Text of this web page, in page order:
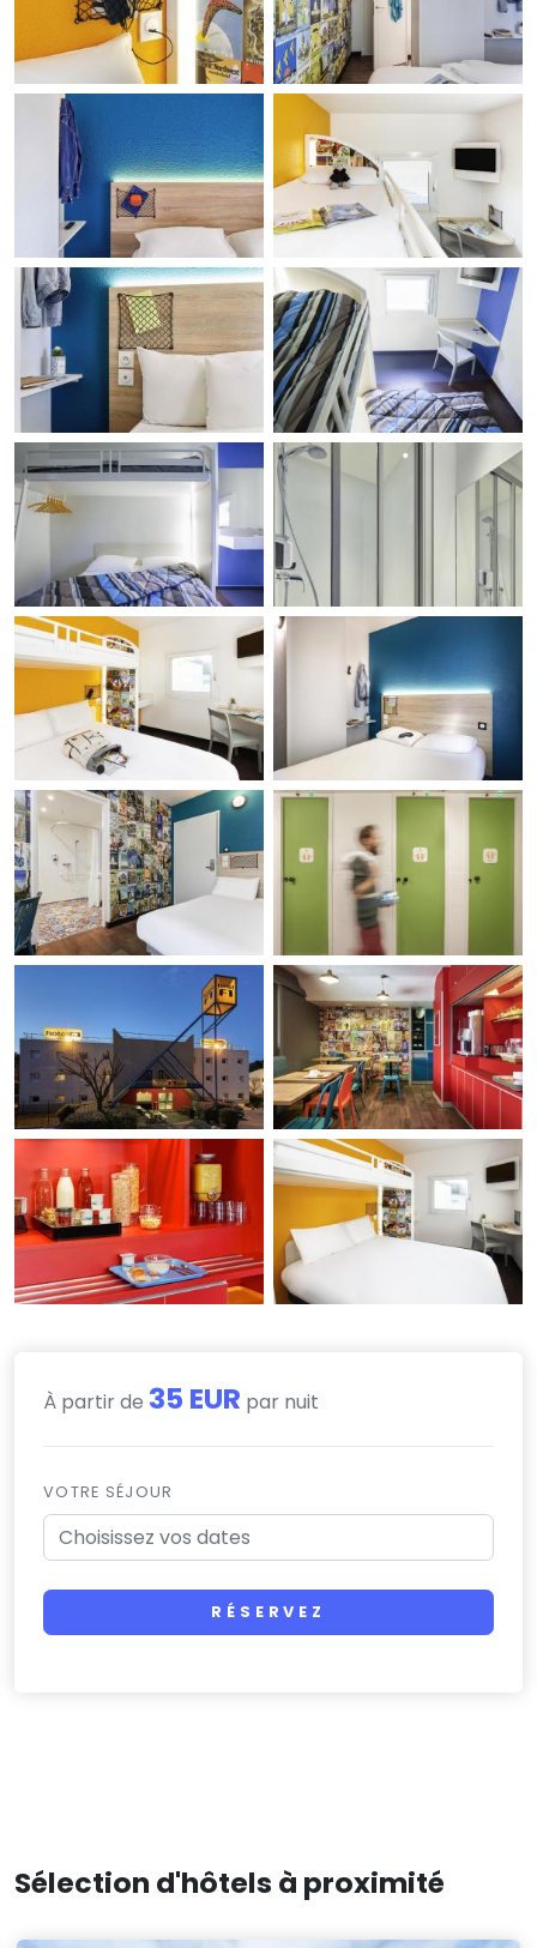
À partir de 35 EUR par nuit
VOTRE SÉJOUR
RÉSERVEZ
Sélection d'hôtels à proximité